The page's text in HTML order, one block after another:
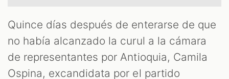
Quince días después de enterarse de que
no había alcanzado la curul a la cámara
de representantes por Antioquia, Camila
Ospina, excandidata por el partido